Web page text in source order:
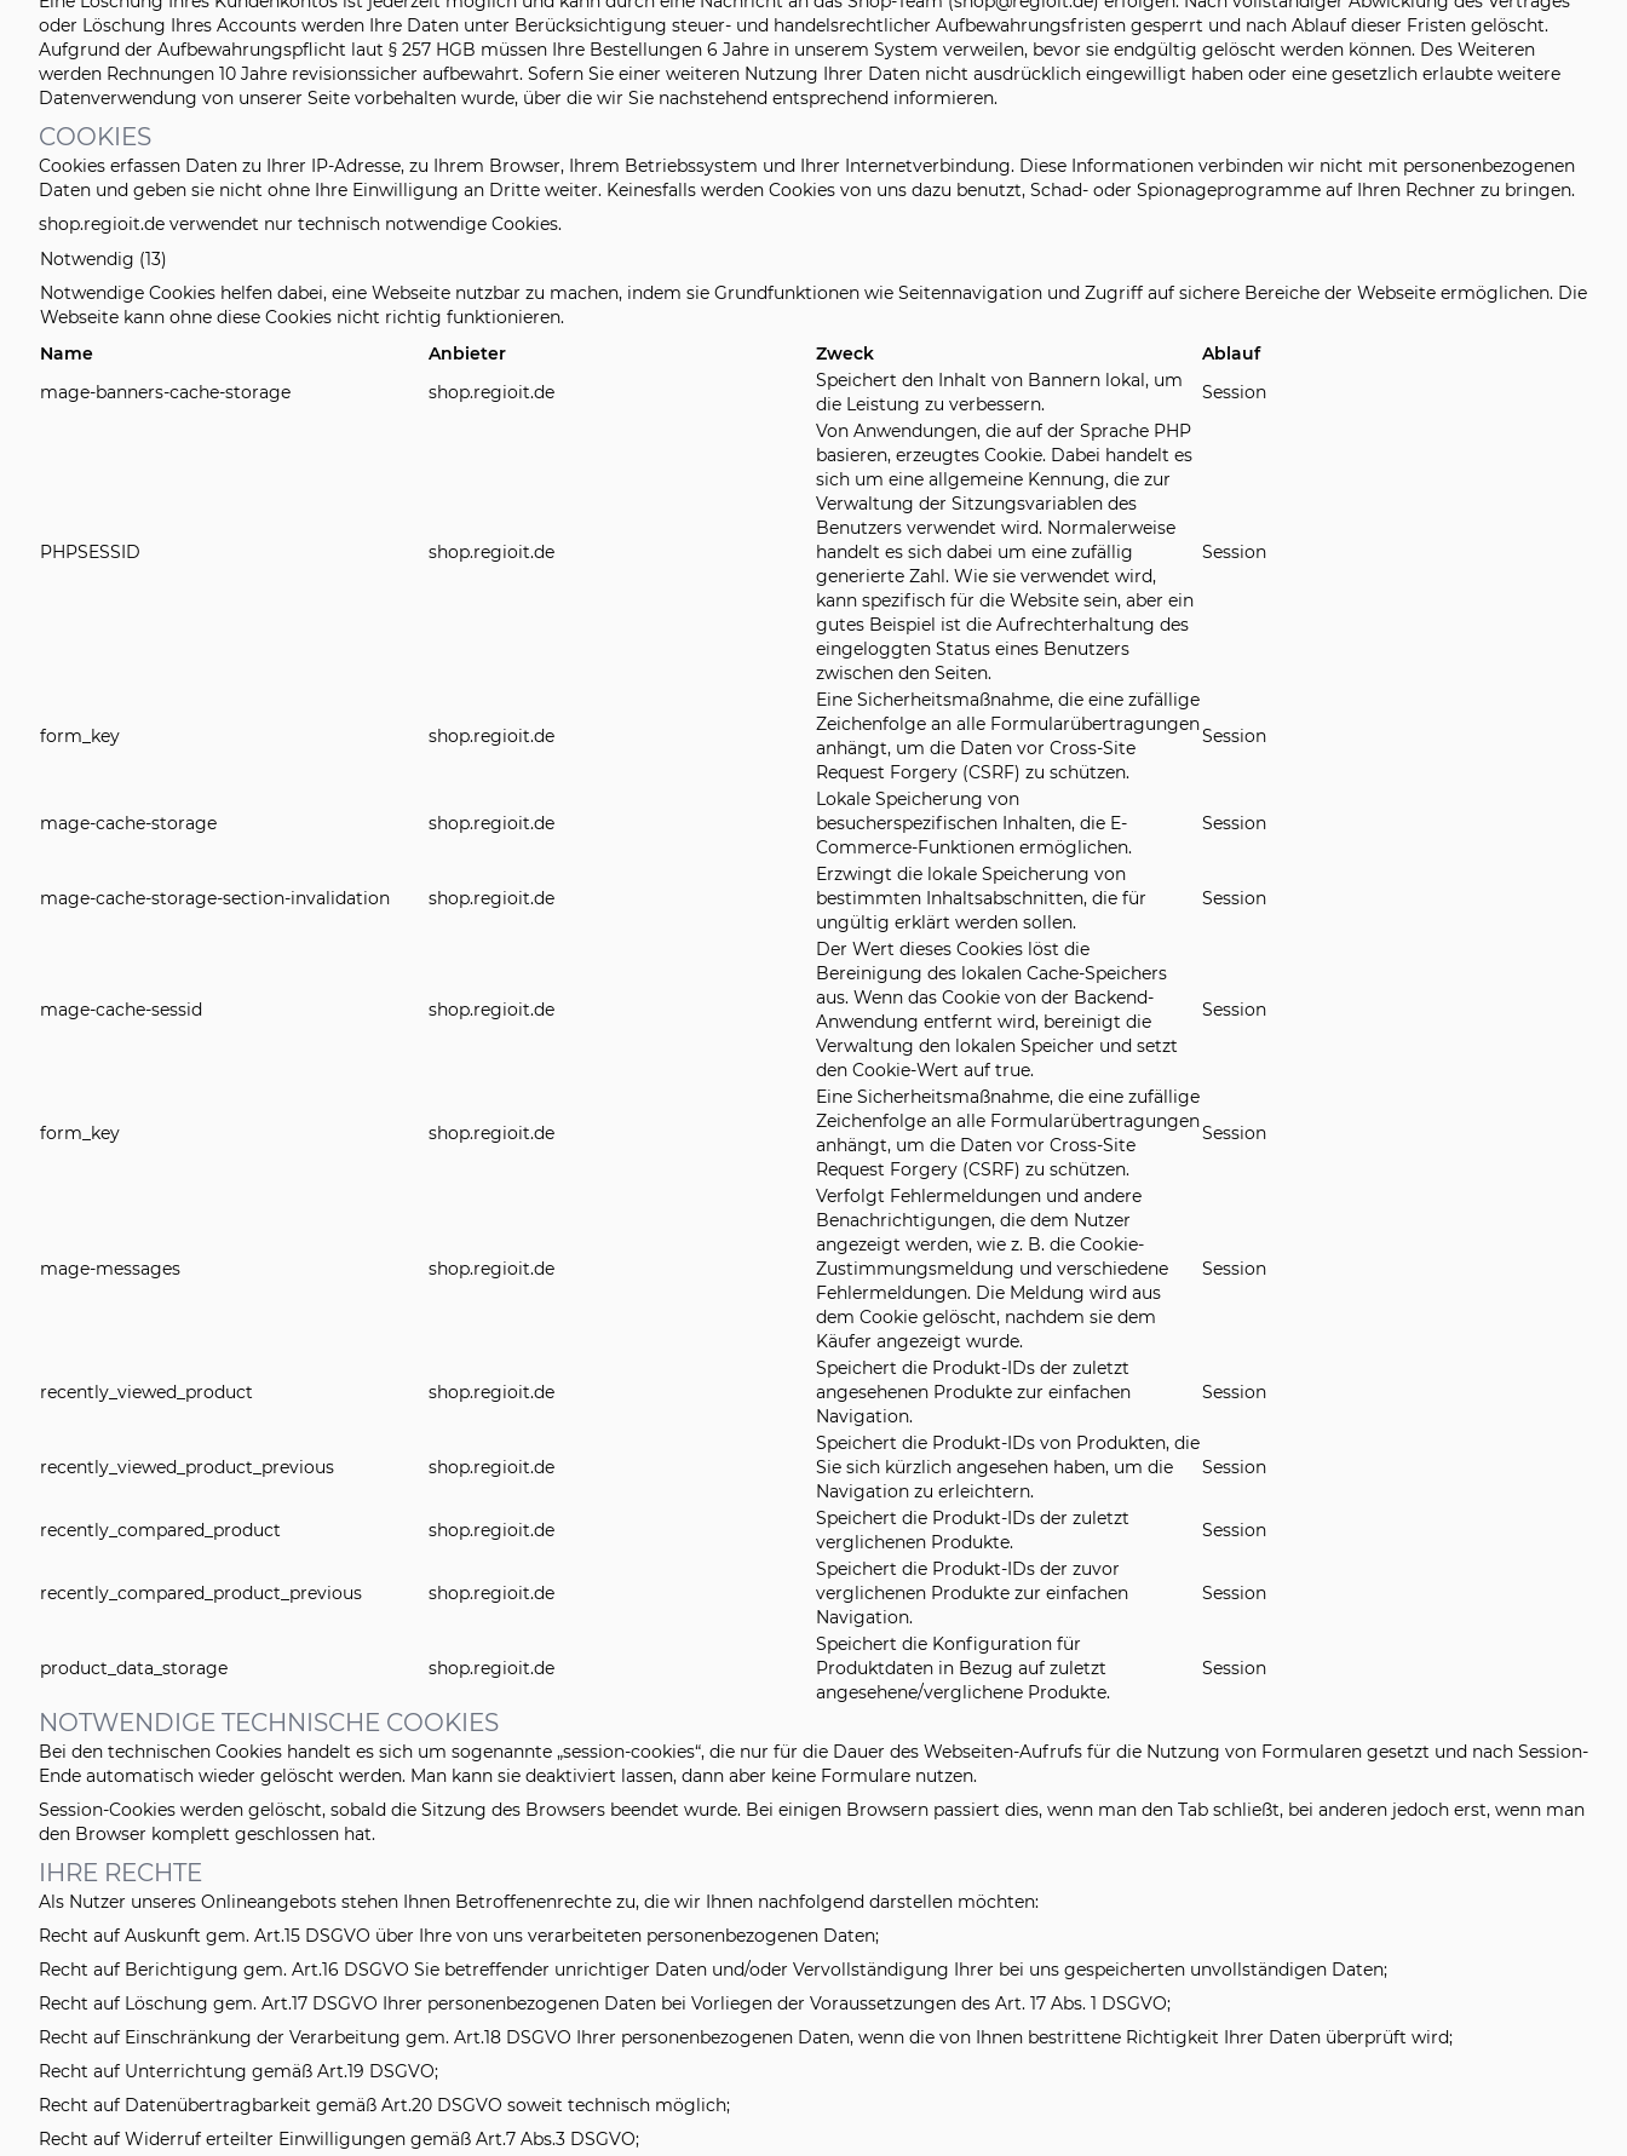
oder Löschung Ihres Accounts werden Ihre Daten unter Berücksichtigung steuer- und handelsrechtlicher Aufbewahrungsfristen gesperrt und nach Ablauf dieser Fristen gelöscht.
Aufgrund der Aufbewahrungspflicht laut § 257 HGB müssen Ihre Bestellungen 6 Jahre in unserem System verweilen, bevor sie endgültig gelöscht werden können. Des Weiteren
werden Rechnungen 10 Jahre revisionssicher aufbewahrt. Sofern Sie einer weiteren Nutzung Ihrer Daten nicht ausdrücklich eingewilligt haben oder eine gesetzlich erlaubte weitere
Datenverwendung von unserer Seite vorbehalten wurde, über die wir Sie nachstehend entsprechend informieren.
COOKIES
Cookies erfassen Daten zu Ihrer IP-Adresse, zu Ihrem Browser, Ihrem Betriebssystem und Ihrer Internetverbindung. Diese Informationen verbinden wir nicht mit personenbezogenen
Daten und geben sie nicht ohne Ihre Einwilligung an Dritte weiter. Keinesfalls werden Cookies von uns dazu benutzt, Schad- oder Spionageprogramme auf Ihren Rechner zu bringen.
shop.regioit.de verwendet nur technisch notwendige Cookies.
Notwendig (13)
Notwendige Cookies helfen dabei, eine Webseite nutzbar zu machen, indem sie Grundfunktionen wie Seitennavigation und Zugriff auf sichere Bereiche der Webseite ermöglichen. Die
Webseite kann ohne diese Cookies nicht richtig funktionieren.
Name
Anbieter Zweck
Ablauf
mage-banners-cache-storage
shop.regioit.de
Speichert den Inhalt von Bannern lokal, um
die Leistung zu verbessern.
Session
PHPSESSID shop.regioit.de
Von Anwendungen, die auf der Sprache PHP
basieren, erzeugtes Cookie. Dabei handelt es
sich um eine allgemeine Kennung, die zur
Verwaltung der Sitzungsvariablen des
Benutzers verwendet wird. Normalerweise
handelt es sich dabei um eine zufällig
generierte Zahl. Wie sie verwendet wird,
kann spezifisch für die Website sein, aber ein
gutes Beispiel ist die Aufrechterhaltung des
eingeloggten Status eines Benutzers
zwischen den Seiten.
Session
form_key shop.regioit.de
Eine Sicherheitsmaßnahme, die eine zufällige
Zeichenfolge an alle Formularübertragungen
anhängt, um die Daten vor Cross-Site
Request Forgery (CSRF) zu schützen.
Session
mage-cache-storage shop.regioit.de
Lokale Speicherung von
besucherspezifischen Inhalten, die E-
Commerce-Funktionen ermöglichen.
Session
mage-cache-storage-section-invalidation shop.regioit.de
Erzwingt die lokale Speicherung von
bestimmten Inhaltsabschnitten, die für
ungültig erklärt werden sollen.
Session
mage-cache-sessid shop.regioit.de
Der Wert dieses Cookies löst die
Bereinigung des lokalen Cache-Speichers
aus. Wenn das Cookie von der Backend-
Anwendung entfernt wird, bereinigt die
Verwaltung den lokalen Speicher und setzt
den Cookie-Wert auf true.
Session
form_key shop.regioit.de
Eine Sicherheitsmaßnahme, die eine zufällige
Zeichenfolge an alle Formularübertragungen
anhängt, um die Daten vor Cross-Site
Request Forgery (CSRF) zu schützen.
Session
mage-messages shop.regioit.de
Verfolgt Fehlermeldungen und andere
Benachrichtigungen, die dem Nutzer
angezeigt werden, wie z. B. die Cookie-
Zustimmungsmeldung und verschiedene
Fehlermeldungen. Die Meldung wird aus
dem Cookie gelöscht, nachdem sie dem
Käufer angezeigt wurde.
Session
recently_viewed_product shop.regioit.de
Speichert die Produkt-IDs der zuletzt
angesehenen Produkte zur einfachen
Navigation.
Session
recently_viewed_product_previous shop.regioit.de
Speichert die Produkt-IDs von Produkten, die
Sie sich kürzlich angesehen haben, um die
Navigation zu erleichtern.
Session
recently_compared_product shop.regioit.de
Speichert die Produkt-IDs der zuletzt
verglichenen Produkte.
Session
recently_compared_product_previous shop.regioit.de
Speichert die Produkt-IDs der zuvor
verglichenen Produkte zur einfachen
Navigation.
Session
product_data_storage shop.regioit.de
Speichert die Konfiguration für
Produktdaten in Bezug auf zuletzt
angesehene/verglichene Produkte.
Session
NOTWENDIGE TECHNISCHE COOKIES
Bei den technischen Cookies handelt es sich um sogenannte „session-cookies“, die nur für die Dauer des Webseiten-Aufrufs für die Nutzung von Formularen gesetzt und nach Session-
Ende automatisch wieder gelöscht werden. Man kann sie deaktiviert lassen, dann aber keine Formulare nutzen.
Session-Cookies werden gelöscht, sobald die Sitzung des Browsers beendet wurde. Bei einigen Browsern passiert dies, wenn man den Tab schließt, bei anderen jedoch erst, wenn man
den Browser komplett geschlossen hat.
IHRE RECHTE
Als Nutzer unseres Onlineangebots stehen Ihnen Betroffenenrechte zu, die wir Ihnen nachfolgend darstellen möchten:
Recht auf Auskunft gem. Art.15 DSGVO über Ihre von uns verarbeiteten personenbezogenen Daten;
Recht auf Berichtigung gem. Art.16 DSGVO Sie betreffender unrichtiger Daten und/oder Vervollständigung Ihrer bei uns gespeicherten unvollständigen Daten;
Recht auf Löschung gem. Art.17 DSGVO Ihrer personenbezogenen Daten bei Vorliegen der Voraussetzungen des Art. 17 Abs. 1 DSGVO;
Recht auf Einschränkung der Verarbeitung gem. Art.18 DSGVO Ihrer personenbezogenen Daten, wenn die von Ihnen bestrittene Richtigkeit Ihrer Daten überprüft wird;
Recht auf Unterrichtung gemäß Art.19 DSGVO;
Recht auf Datenübertragbarkeit gemäß Art.20 DSGVO soweit technisch möglich;
Recht auf Widerruf erteilter Einwilligungen gemäß Art.7 Abs.3 DSGVO;